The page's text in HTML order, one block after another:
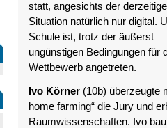
statt, angesichts der
Situation natürlich nur digital.
Schule ist, trotz der äußerst
ungünstigen Bedingungen für
Wettbewerb angetreten.
Ivo Körner (10b) überzeugte
home farming“ die Jury und
Raumwissenschaften. Ivo